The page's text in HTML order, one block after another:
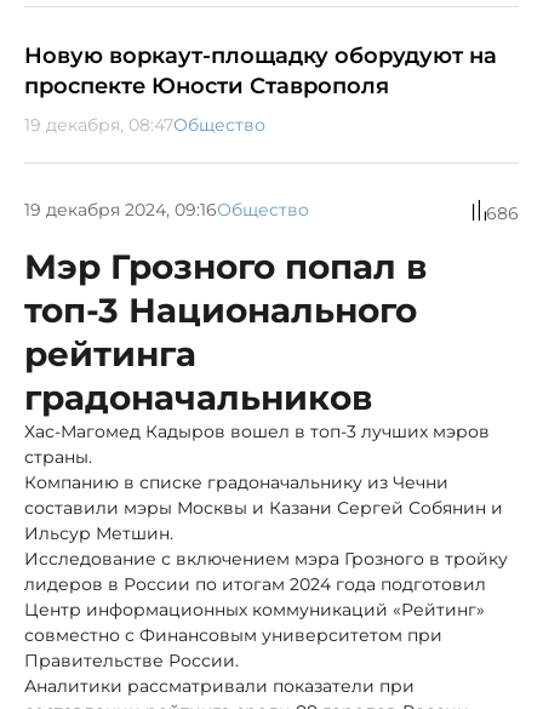
Новую воркаут-площадку оборудуют на
проспекте Юности Ставрополя
19 декабря, 08:47Общество
19 декабря 2024, 09:16Общество 686
Мэр Грозного попал в
топ-3 Национального
рейтинга
градоначальников
Хас-Магомед Кадыров вошел в топ-3 лучших мэров
страны.
Компанию в списке градоначальнику из Чечни
составили мэры Москвы и Казани Сергей Собянин и
Ильсур Метшин.
Исследование с включением мэра Грозного в тройку
лидеров в России по итогам 2024 года подготовил
Центр информационных коммуникаций «Рейтинг»
совместно с Финансовым университетом при
Правительстве России.
Аналитики рассматривали показатели при